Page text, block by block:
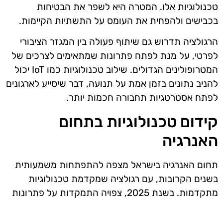
טכנולוגיות אלו. המטרה היא לשפר את הבטיחות
בכבישים ולהפחית את העומס על התשתיות הקיימות.
הרגולציה תדרוש גם שיתוף פעולה בין המגזר הציבורי
לפרטי, על מנת לפתח פתרונות שמתאימים לצרכים של
המטרופולינים הגדולים. שילוב טכנולוגיות כמו IoT יכול
להניב נתונים בזמן אמת על תנועה, דבר שיסייע לארגונים
לפתח אסטרטגיות תחבורה חכמות יותר.
קידום טכנולוגיות בתחום
האנרגיה
תחום האנרגיה בישראל מצפה להתפתחות משמעותית
בשנים הקרובות, עם רגולציה שמקדמת טכנולוגיות
מתקדמות. בשנת 2025, צפויה התמקדות על פתרונות